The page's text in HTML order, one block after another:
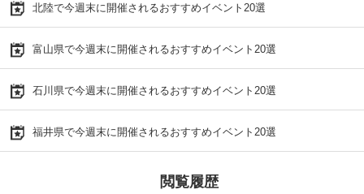
北陸で今週末に開催されるおすすめイベント20選
富山県で今週末に開催されるおすすめイベント20選
石川県で今週末に開催されるおすすめイベント20選
福井県で今週末に開催されるおすすめイベント20選
閲覧履歴